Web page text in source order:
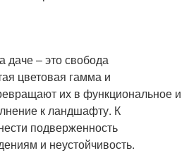
даче – это свобода
цветовая гамма и
их в функциональное и
к ландшафту. К
подверженность
и неустойчивость.